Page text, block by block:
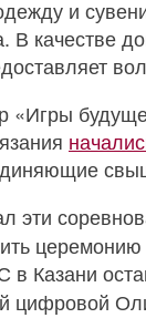
и
В качестве
эти
Казани
цифровой